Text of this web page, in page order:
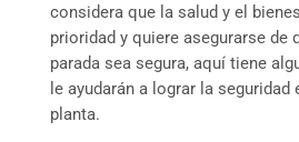
considera que la salud y el
prioridad y quiere asegurarse de
parada sea segura, aquí tiene
le ayudarán a lograr la seguridad
planta.